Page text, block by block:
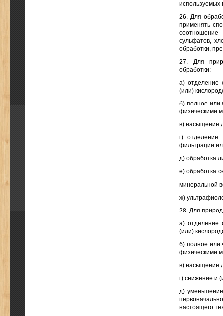
используемых
26. Для
применять
соотношение
сульфатов,
обработки,
27. Для
обработки:
а) отделение
(или)
б) полное или
физическими
в) насыщение
г) отделение
фильтрации
д) обработка
е) обработка
минеральной
ж)
28. Для
а) отделение
(или)
б) полное или
физическими
в) насыщение
г) снижение и
д)
настоящего